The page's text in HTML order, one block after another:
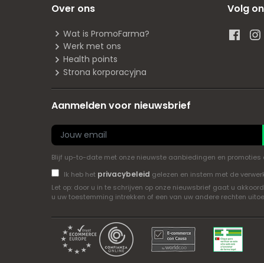
Over ons
Wat is PromoFarma?
Werk met ons
Health points
Strona korporacyjna
Volg
Aanmelden voor nieuwsbrief
Blijf up-to-date met onze nieuwste aanbiedingen en
Ik heb het privacybeleid gelezen en instem met de
Let op: door u in te schrijven op onze nieuwsbrief gaat u
u uw toestemming intrekken of een van uw andere rechten